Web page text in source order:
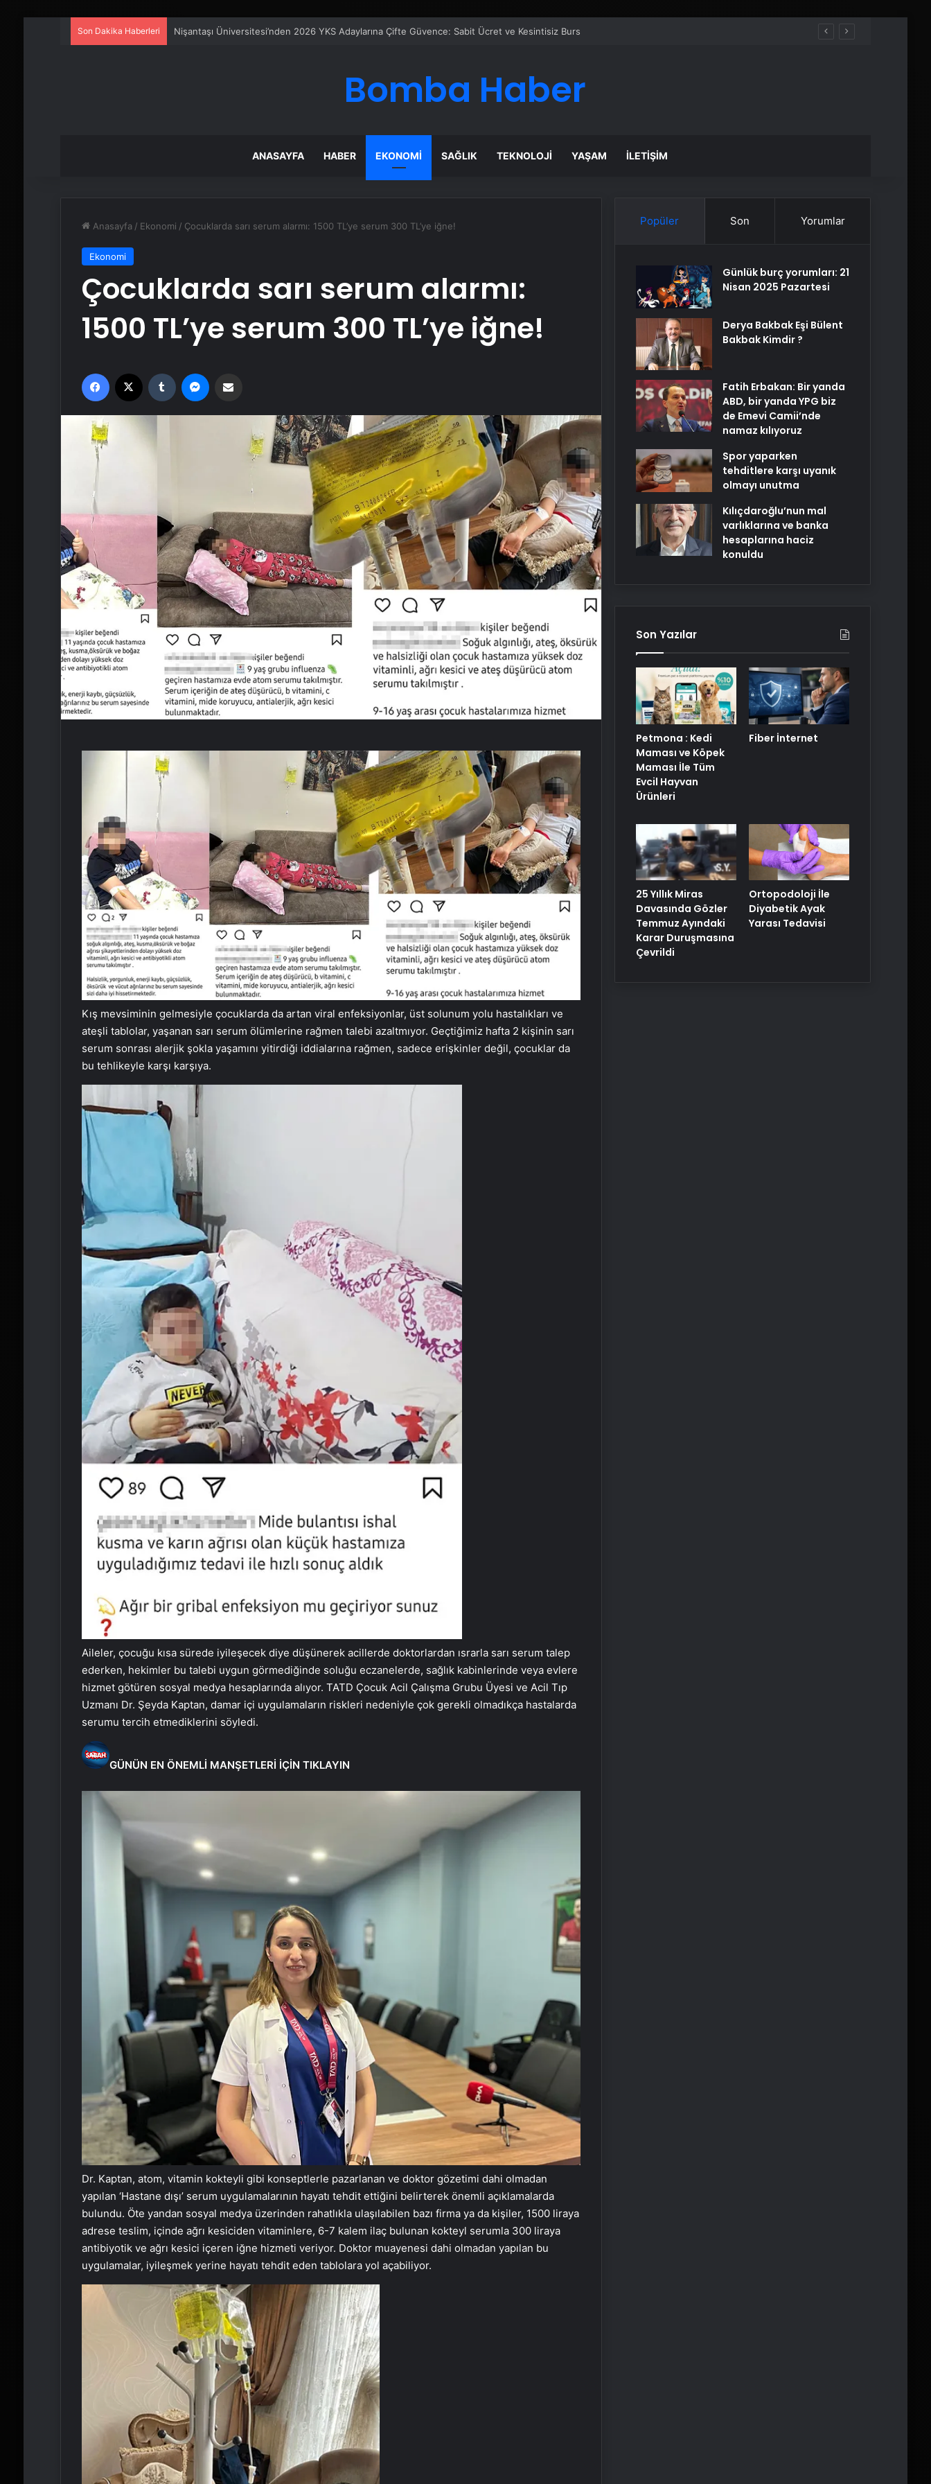
Son Dakika Haberleri Petmona : Kedi Maması ve Köpek Maması İle Tüm Evcil Hayvan Ürünleri
Bomba Haber
ANASAYFA HABER EKONOMI SAĞLIK TEKNOLOJI YAŞAM İLETIŞIM
Anasayfa / Ekonomi / Çocuklarda sarı serum alarmı: 1500 TL’ye serum 300 TL’ye iğne!
Ekonomi
Çocuklarda sarı serum alarmı:
1500 TL’ye serum 300 TL’ye iğne!
Facebook Tumblr
Kış mevsiminin gelmesiyle çocuklarda da artan viral enfeksiyonlar, üst solunum yolu hastalıkları ve
ateşli tablolar, yaşanan sarı serum ölümlerine rağmen talebi azaltmıyor. Geçtiğimiz hafta 2 kişinin sarı
serum sonrası alerjik şokla yaşamını yitirdiği iddialarına rağmen, sadece erişkinler değil, çocuklar da
bu tehlikeyle karşı karşıya.
Aileler, çocuğu kısa sürede iyileşecek diye düşünerek acillerde doktorlardan ısrarla sarı serum talep
ederken, hekimler bu talebi uygun görmediğinde soluğu eczanelerde, sağlık kabinlerinde veya evlere
hizmet götüren sosyal medya hesaplarında alıyor. TATD Çocuk Acil Çalışma Grubu Üyesi ve Acil Tıp
Uzmanı Dr. Şeyda Kaptan, damar içi uygulamaların riskleri nedeniyle çok gerekli olmadıkça hastalarda
serumu tercih etmediklerini söyledi.
GÜNÜN EN ÖNEMLİ MANŞETLERİ İÇİN TIKLAYIN
Dr. Kaptan, atom, vitamin kokteyli gibi konseptlerle pazarlanan ve doktor gözetimi dahi olmadan
yapılan ‘Hastane dışı’ serum uygulamalarının hayatı tehdit ettiğini belirterek önemli açıklamalarda
bulundu. Öte yandan sosyal medya üzerinden rahatlıkla ulaşılabilen bazı firma ya da kişiler, 1500 liraya
adrese teslim, içinde ağrı kesiciden vitaminlere, 6-7 kalem ilaç bulunan kokteyl serumla 300 liraya
antibiyotik ve ağrı kesici içeren iğne hizmeti veriyor. Doktor muayenesi dahi olmadan yapılan bu
uygulamalar, iyileşmek yerine hayatı tehdit eden tablolara yol açabiliyor.
Popüler Son Yorumlar
Günlük burç yorumları: 21
Nisan 2025 Pazartesi
Derya Bakbak Eşi Bülent
Bakbak Kimdir ?
Fatih Erbakan: Bir yanda
ABD, bir yanda YPG biz
de Emevi Camii’nde
namaz kılıyoruz
Spor yaparken
tehditlere karşı uyanık
olmayı unutma
Kılıçdaroğlu’nun mal
varlıklarına ve banka
hesaplarına haciz
konuldu
Son Yazılar
Petmona : Kedi
Maması ve Köpek
Maması İle Tüm
Evcil Hayvan
Ürünleri
Fiber İnternet
25 Yıllık Miras
Davasında Gözler
Temmuz Ayındaki
Karar Duruşmasına
Çevrildi
Ortopodoloji İle
Diyabetik Ayak
Yarası Tedavisi